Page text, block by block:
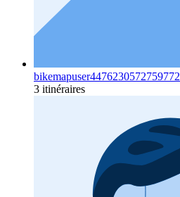
bikemapuser4476230572759772
3 itinéraires